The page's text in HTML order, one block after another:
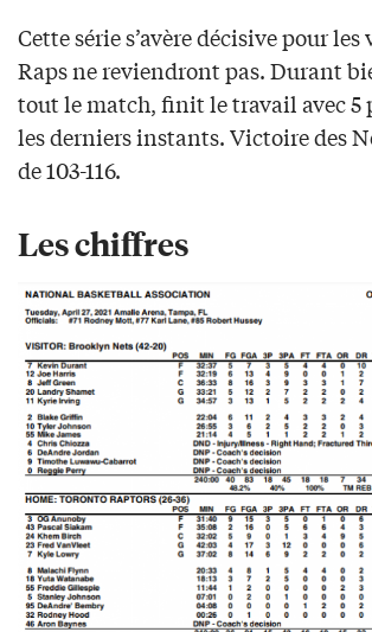
Cette série s’avère décisive pour
Raps ne reviendront pas. Durant
tout le match, finit le travail avec 5
les derniers instants. Victoire des
de 103-116.
Les chiffres